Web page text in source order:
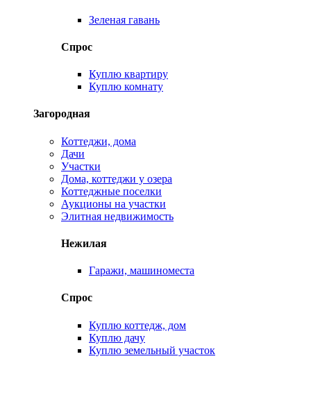
Зеленая гавань
Спрос
Куплю квартиру
Куплю комнату
Загородная
Коттеджи, дома
Дачи
Участки
Дома, коттеджи у озера
Коттеджные поселки
Аукционы на участки
Элитная недвижимость
Нежилая
Гаражи, машиноместа
Спрос
Куплю коттедж, дом
Куплю дачу
Куплю земельный участок